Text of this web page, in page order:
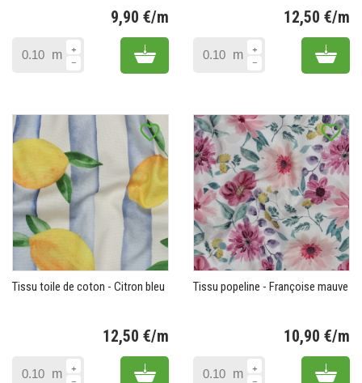
9,90 €/m
m Add to cart
12,50 €/m
m Add
favorite_border
Tissu toile de coton - Citron bleu
12,50 €/m
m Add to cart
favorite_border
Tissu popeline - Françoise mauve
10,90 €/m
m Add